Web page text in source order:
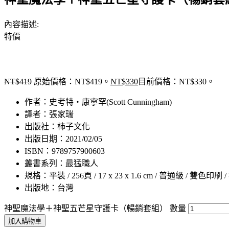
內容描述:
特價
NT$419 原始價格：NT$419。 NT$330目前價格：NT$330。
作者：史考特・康寧罕(Scott Cunningham)
譯者：張家瑞
出版社：柿子文化
出版日期：2021/02/05
ISBN：9789757900603
叢書系列：最猛職人
規格：平裝 / 256頁 / 17 x 23 x 1.6 cm / 普通級 / 雙色印刷 /
出版地：台灣
神聖魔法學＋神聖五芒星守護卡（暢銷套組） 數量
加入購物車